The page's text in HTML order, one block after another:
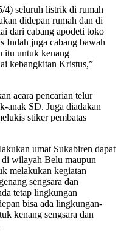
4) seluruh listrik di rumah
didepan rumah dan di
dari cabang apodeti toko
Indah juga cabang bawah
itu untuk kenang
kebangkitan Kristus,”
acara pencarian telur
anak SD. Juga diadakan
stiker pembatas
umat Sukabiren dapat
wilayah Belu maupun
melakukan kegiatan
sengsara dan
tetap lingkungan
bisa ada lingkungan-
kenang sengsara dan